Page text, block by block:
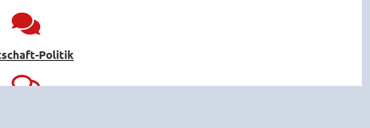
Politik